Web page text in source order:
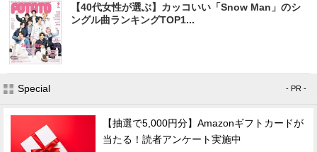
【40代女性が選ぶ】カッコいい「Snow Man」のシ
ングル曲ランキングTOP1...
Special - PR -
【抽選で5,000円分】Amazonギフトカードが
当たる！読者アンケート実施中